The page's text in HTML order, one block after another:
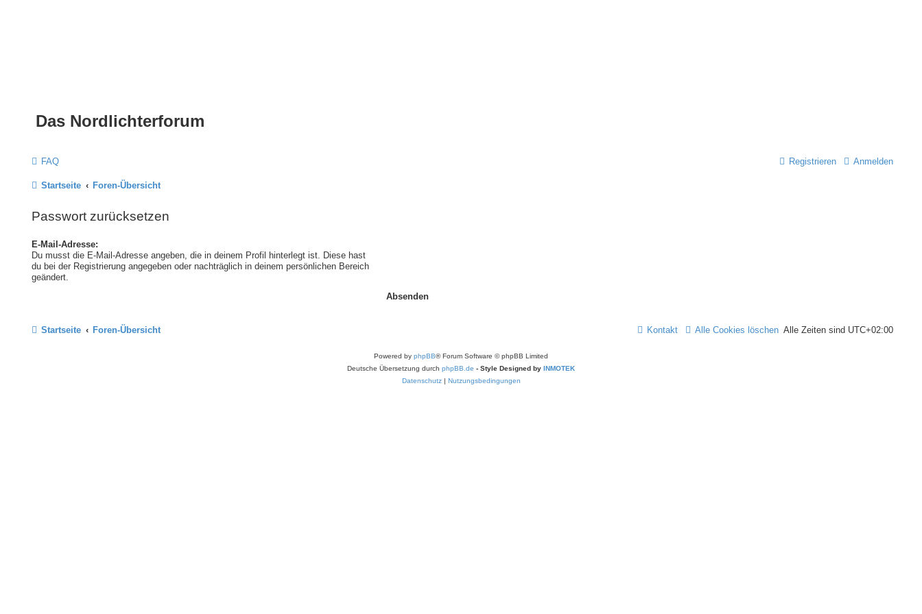
Das Nordlichterforum
FAQ Anmelden
Registrieren
Startseite Foren-Übersicht
Passwort zurücksetzen
E-Mail-Adresse:
Du musst die E-Mail-Adresse angeben, die in deinem Profil hinterlegt ist. Diese hast
du bei der Registrierung angegeben oder nachträglich in deinem persönlichen Bereich
geändert.
Startseite Foren-Übersicht Alle Zeiten sind UTC+02:00
Alle Cookies löschen
Kontakt
Powered by phpBB® Forum Software © phpBB Limited
Deutsche Übersetzung durch phpBB.de - Style Designed by INMOTEK
Datenschutz| Nutzungsbedingungen